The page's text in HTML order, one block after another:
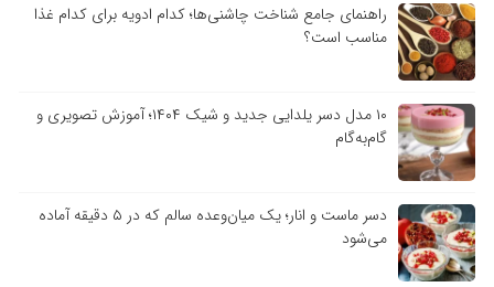
راهنمای جامع شناخت چاشنی‌ها؛ کدام ادویه برای کدام غذا
مناسب است؟
۱۰ مدل دسر یلدایی جدید و شیک ۱۴۰۴؛ آموزش تصویری و
گام‌به‌گام
دسر ماست و انار؛ یک میان‌وعده سالم که در ۵ دقیقه آماده
می‌شود